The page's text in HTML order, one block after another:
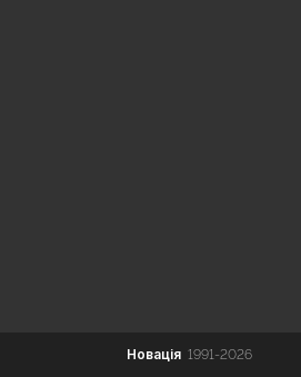
Новація 1991-2026